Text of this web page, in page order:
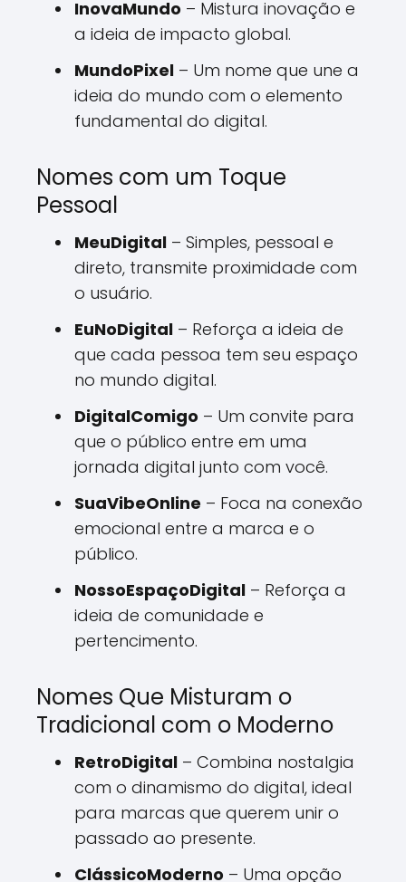
InovaMundo – Mistura inovação e
a ideia de impacto global.
MundoPixel – Um nome que une a
ideia do mundo com o elemento
fundamental do digital.
Nomes com um Toque
Pessoal
MeuDigital – Simples, pessoal e
direto, transmite proximidade com
o usuário.
EuNoDigital – Reforça a ideia de
que cada pessoa tem seu espaço
no mundo digital.
DigitalComigo – Um convite para
que o público entre em uma
jornada digital junto com você.
SuaVibeOnline – Foca na conexão
emocional entre a marca e o
público.
NossoEspaçoDigital – Reforça a
ideia de comunidade e
pertencimento.
Nomes Que Misturam o
Tradicional com o Moderno
RetroDigital – Combina nostalgia
com o dinamismo do digital, ideal
para marcas que querem unir o
passado ao presente.
ClássicoModerno – Uma opção